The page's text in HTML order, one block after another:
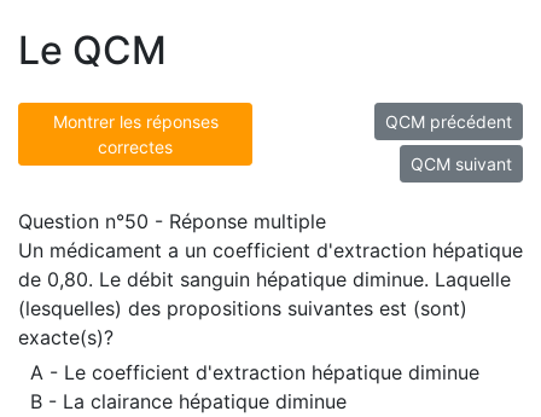
Le QCM
Montrer les réponses
correctes
QCM précédent
QCM suivant
Question n°50 - Réponse multiple
Un médicament a un coefficient d'extraction hépatique
de 0,80. Le débit sanguin hépatique diminue. Laquelle
(lesquelles) des propositions suivantes est (sont)
exacte(s)?
A - Le coefficient d'extraction hépatique diminue
B - La clairance hépatique diminue